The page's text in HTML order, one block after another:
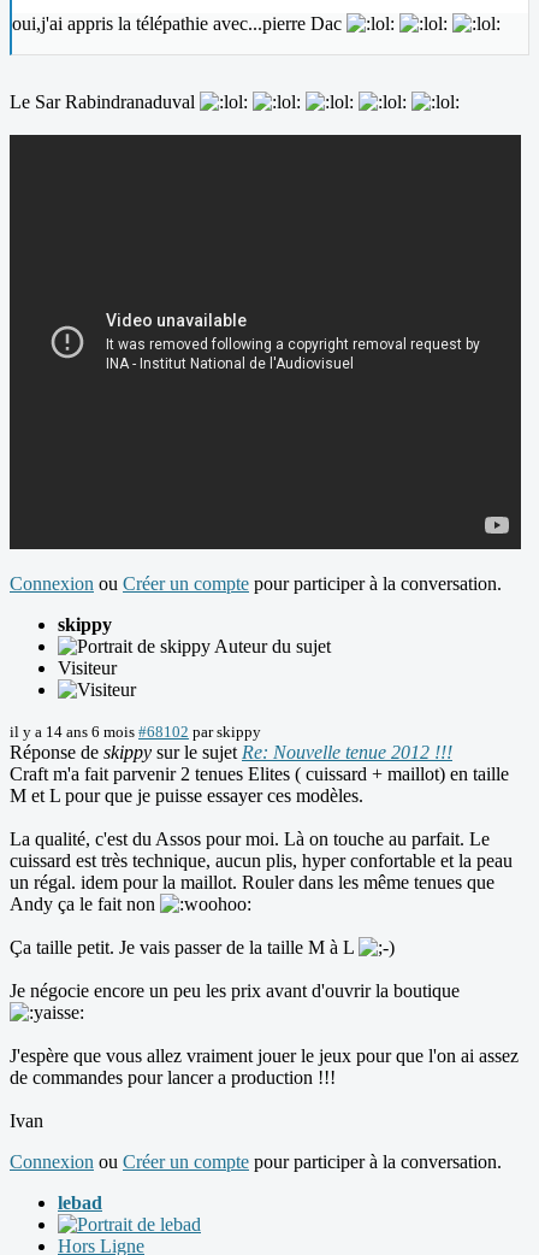
oui,j'ai appris la télépathie avec...pierre Dac
Le Sar Rabindranaduval
Connexion ou Créer un compte pour participer à la conversation.
skippy
Auteur du sujet
Visiteur
il y a 14 ans 6 mois #68102 parskippy
Réponse de skippy sur le sujet Re: Nouvelle tenue 2012 !!!
Craft m'a fait parvenir 2 tenues Elites ( cuissard + maillot) en taille
M et L pour que je puisse essayer ces modèles.
La qualité, c'est du Assos pour moi. Là on touche au parfait. Le
cuissard est très technique, aucun plis, hyper confortable et la peau
un régal. idem pour la maillot. Rouler dans les même tenues que
Andy ça le fait non
Ça taille petit. Je vais passer de la taille M à L
Je négocie encore un peu les prix avant d'ouvrir la boutique
J'espère que vous allez vraiment jouer le jeux pour que l'on ai assez
de commandes pour lancer a production !!!
Ivan
Connexion ou Créer un compte pour participer à la conversation.
lebad
Hors Ligne